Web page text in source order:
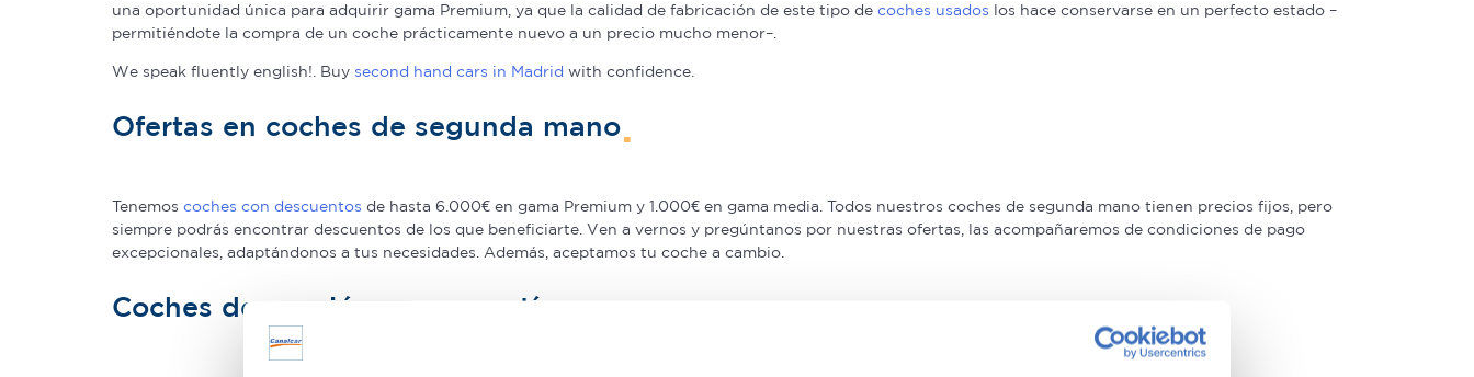
una oportunidad única para adquirir gama Premium, ya que la calidad de fabricación de este tipo de coches usados los hace conservarse en un perfecto estado –
permitiéndote la compra de un coche prácticamente nuevo a un precio mucho menor–.
We speak fluently english!. Buy second hand cars in Madrid with confidence.
Ofertas en coches de segunda mano
Tenemos coches con descuentos de hasta 6.000€ en gama Premium y 1.000€ en gama media. Todos nuestros coches de segunda mano tienen precios fijos, pero
siempre podrás encontrar descuentos de los que beneficiarte. Ven a vernos y pregúntanos por nuestras ofertas, las acompañaremos de condiciones de pago
excepcionales, adaptándonos a tus necesidades. Además, aceptamos tu coche a cambio.
Coches de ocasión con garantía